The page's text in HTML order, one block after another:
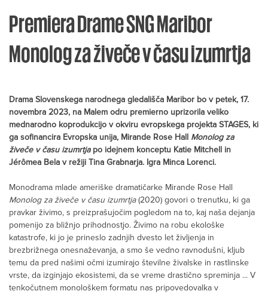
Premiera Drame SNG Maribor
Monolog za živeče v času izumrtja
Drama Slovenskega narodnega gledališča Maribor bo v petek, 17.
novembra 2023, na Malem odru premierno uprizorila veliko
mednarodno koprodukcijo v okviru evropskega projekta STAGES, ki
ga sofinancira Evropska unija, Mirande Rose Hall Monolog za
živeče v času izumrtjapo idejnem konceptu Katie Mitchell in
Jérômea Bela v režiji Tina Grabnarja. Igra Minca Lorenci.
Monodrama mlade ameriške dramatičarke Mirande Rose Hall
Monolog za živeče v času izumrtja(2020) govori o trenutku, ki ga
pravkar živimo, s preizprašujočim pogledom na to, kaj naša dejanja
pomenijo za bližnjo prihodnostjo. Živimo na robu ekološke
katastrofe, ki jo je prineslo zadnjih dvesto let življenja in
brezbrižnega onesnaževanja, a smo še vedno ravnodušni, kljub
temu da pred našimi očmi izumirajo številne živalske in rastlinske
vrste, da izginjajo ekosistemi, da se vreme drastično spreminja ... V
tenkočutnem monološkem formatu nas pripovedovalka v